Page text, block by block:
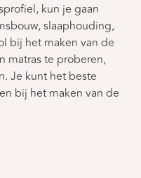
kun je gaan
slaaphouding,
bij het maken van de
matras te proberen,
Je kunt het beste
bij het maken van de